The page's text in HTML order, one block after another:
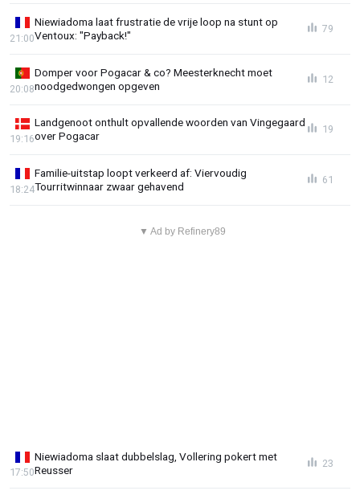
Niewiadoma laat frustratie de vrije loop na stunt op
Ventoux: "Payback!"
21:00
79
Domper voor Pogacar & co? Meesterknecht moet
noodgedwongen opgeven
20:08
12
Landgenoot onthult opvallende woorden van Vingegaard
over Pogacar
19:16
19
Familie-uitstap loopt verkeerd af: Viervoudig
Tourritwinnaar zwaar gehavend
18:24
61
▼ Ad by Refinery89
Niewiadoma slaat dubbelslag, Vollering pokert met
Reusser
17:50
23